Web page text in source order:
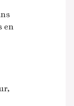
en